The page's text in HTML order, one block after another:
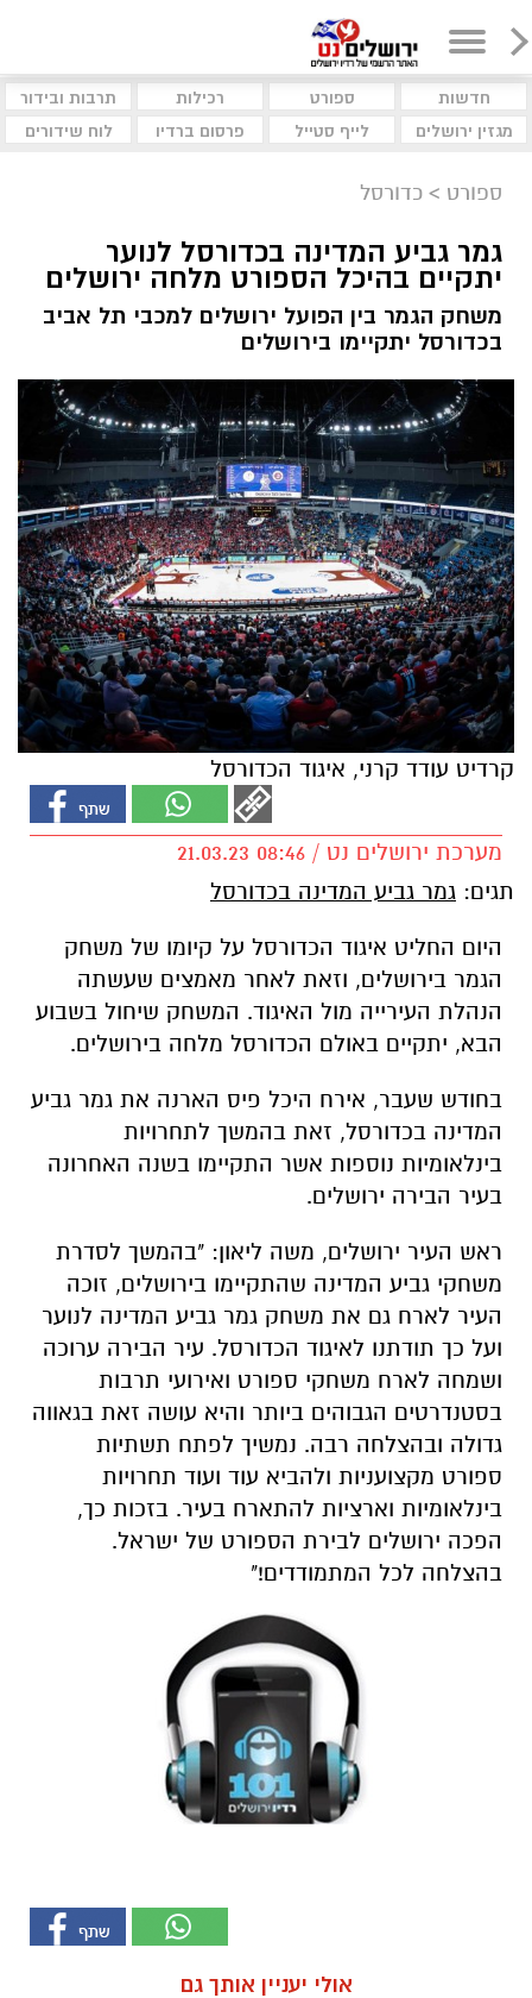
חדשות ספורט רכילות
תרבות ובידור
מגזין ירושלים
לייף סטייל פרסום ברדיו לוח שידורים
ספורט > כדורסל
גמר גביע המדינה בכדורסל לנוער
יתקיים בהיכל הספורט מלחה ירושלים
משחק הגמר בין הפועל ירושלים למכבי תל אביב
בכדורסל יתקיימו בירושלים
קרדיט עודד קרני, איגוד הכדורסל
מערכת ירושלים נט / 08:46 21.03.23
תגים: גמר גביע המדינה בכדורסל
היום החליט איגוד הכדורסל על קיומו של משחק
הגמר בירושלים, וזאת לאחר מאמצים שעשתה
הנהלת העירייה מול האיגוד. המשחק שיחול בשבוע
הבא, יתקיים באולם הכדורסל מלחה בירושלים.
בחודש שעבר, אירח היכל פיס הארנה את גמר גביע
המדינה בכדורסל, זאת בהמשך לתחרויות
בינלאומיות נוספות אשר התקיימו בשנה האחרונה
בעיר הבירה ירושלים.
ראש העיר ירושלים, משה ליאון: "בהמשך לסדרת
משחקי גביע המדינה שהתקיימו בירושלים, זוכה
העיר לארח גם את משחק גמר גביע המדינה לנוער
ועל כך תודתנו לאיגוד הכדורסל. עיר הבירה ערוכה
ושמחה לארח משחקי ספורט ואירועי תרבות
בסטנדרטים הגבוהים ביותר והיא עושה זאת בגאווה
גדולה ובהצלחה רבה. נמשיך לפתח תשתיות
ספורט מקצועניות ולהביא עוד ועוד תחרויות
בינלאומיות וארציות להתארח בעיר. בזכות כך,
הפכה ירושלים לבירת הספורט של ישראל.
בהצלחה לכל המתמודדים!"
אולי יעניין אותך גם